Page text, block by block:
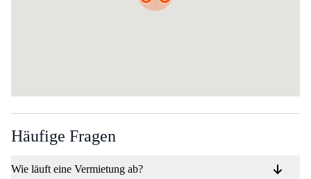
Häufige Fragen
Wie läuft eine Vermietung ab?